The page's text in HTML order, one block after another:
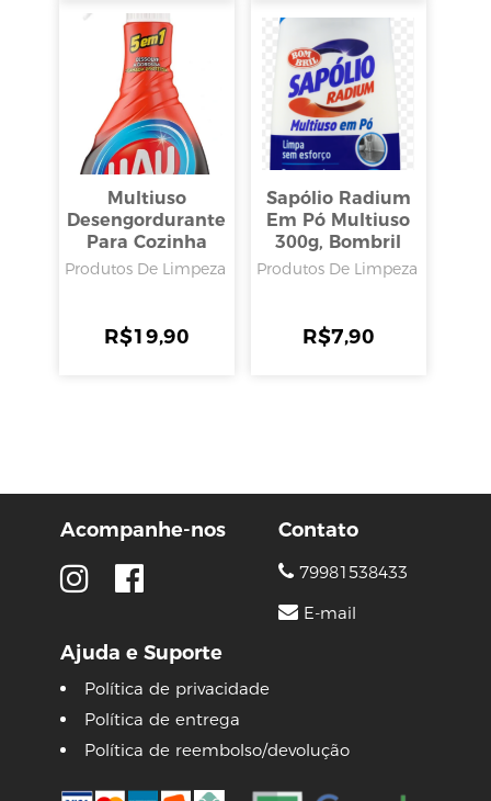
Multiuso
Desengordurante
Para Cozinha
Com Gatilho
Produtos De Limpeza
R$19,90
Sapólio Radium
Em Pó Multiuso
300g, Bombril
Produtos De Limpeza
R$7,90
Acompanhe-nos
Ajuda e Suporte
Política de privacidade
Política de entrega
Política de reembolso/devolução
Contato
79981538433
E-mail